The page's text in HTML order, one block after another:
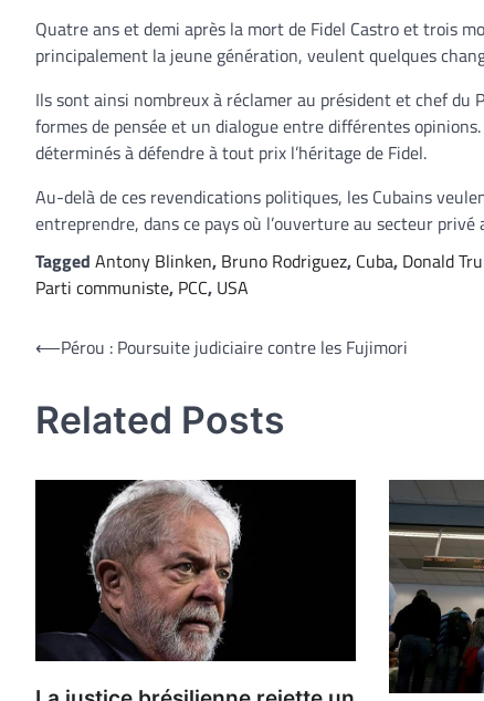
Quatre ans et demi après la mort de Fidel Castro et trois
principalement la jeune génération, veulent quelques
Ils sont ainsi nombreux à réclamer au président et chef du
formes de pensée et un dialogue entre différentes
déterminés à défendre à tout prix l’héritage de Fidel.
Au-delà de ces revendications politiques, les Cubains
entreprendre, dans ce pays où l’ouverture au secteur privé
Tagged Antony Blinken, Bruno Rodriguez, Cuba, Donald
Parti communiste, PCC, USA
Navigation
l’article
⟵Pérou : Poursuite judiciaire contre les Fujimori
Related Posts